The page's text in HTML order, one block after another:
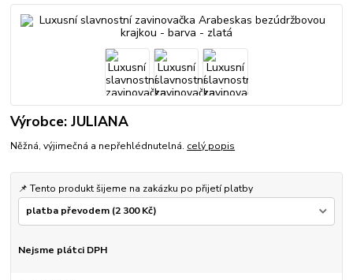
Výrobce: JULIANA
Něžná, výjimečná a nepřehlédnutelná. celý popis
📌 Tento produkt šijeme na zakázku po přijetí platby
Nejsme plátci DPH